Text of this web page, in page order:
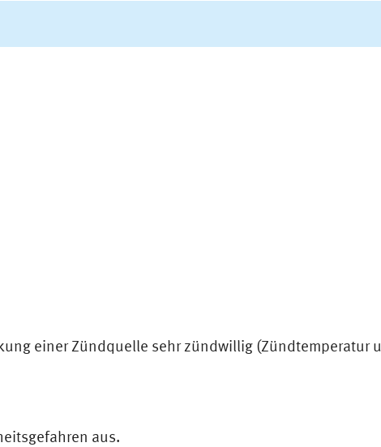
einer Zündquelle sehr zündwillig (Zündtemperatur
aus.